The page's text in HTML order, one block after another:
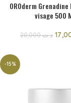
OROderm Grenadine
visage 500
د.ت20,000
-15%